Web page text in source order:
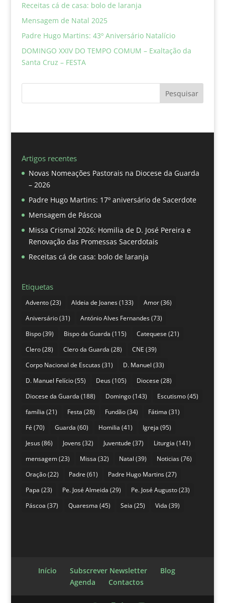
Receitas cá de casa: bolo de laranja
Mensagem de Natal 2025
Padre Hugo Martins: 43º Aniversário Natalício
DOMINGO XXIV DO TEMPO COMUM – Exaltação da
Santa Cruz – FESTA
Pesquisar
Artigos recentes
Novas Nomeações Pastorais na Diocese da Guarda
– 2026
Padre Hugo Martins: 17º aniversário de Sacerdote
Mensagem de Páscoa
Missa Crismal 2026: Homilia de D. José Pereira e
Renovação das Promessas Sacerdotais
Receitas cá de casa: bolo de laranja
Etiquetas
Advento(23) Aldeia de Joanes(133) Amor(36)
Aniversário(31) António Alves Fernandes(73)
Bispo(39) Bispo da Guarda (115) Catequese (21)
Clero(28) Clero da Guarda (28) CNE (39)
Corpo Nacional de Escutas(31) D. Manuel (33)
D. Manuel Felício(55) Deus(105) Diocese (28)
Diocese da Guarda (188) Domingo(143) Escutismo(45)
família (21) Festa (28) Fundão(34) Fátima (31)
Fé (70) Guarda (60) Homilia (41) Igreja (95)
Jesus(86) Jovens(32) Juventude (37) Liturgia (141)
mensagem(23) Missa (32) Natal (39) Noticias(76)
Oração(22) Padre (61) Padre Hugo Martins(27)
Papa (23) Pe. José Almeida (29) Pe. José Augusto(23)
Páscoa (37) Quaresma (45) Seia (25) Vida (39)
Início Subscrever Newsletter
Blog
Agenda
Contactos